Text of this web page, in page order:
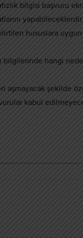
bilgisi başvuru
yapabileceklerdir.
hususlara uygun
bilgilerinde hangi
aşmayacak şekilde
kabul